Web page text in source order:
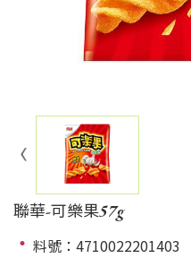
聯華-可樂果57g
料號：4710022201403